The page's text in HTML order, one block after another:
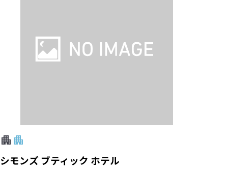
シモンズ ブティック ホテル